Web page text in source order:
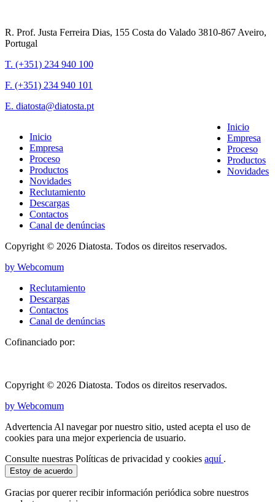
R. Prof. Justa Ferreira Dias, 155 Costa do Valado 3810-867 Aveiro,
Portugal
T. (+351) 234 940 100
F. (+351) 234 940 101
E. diatosta@diatosta.pt
Inicio
Empresa
Proceso
Productos
Novidades
Reclutamiento
Descargas
Contactos
Canal de denúncias
Copyright © 2026 Diatosta. Todos os direitos reservados.
by Webcomum
Inicio
Empresa
Proceso
Productos
Novidades
Reclutamiento
Descargas
Contactos
Canal de denúncias
Cofinanciado por:
Copyright © 2026 Diatosta. Todos os direitos reservados.
by Webcomum
Advertencia Al navegar por nuestro sitio, usted acepta el uso de
cookies para una mejor experiencia de usuario.
Consulte nuestras Políticas de privacidad y cookies aquí .
Estoy de acuerdo
Gracias por querer recibir información periódica sobre nuestros